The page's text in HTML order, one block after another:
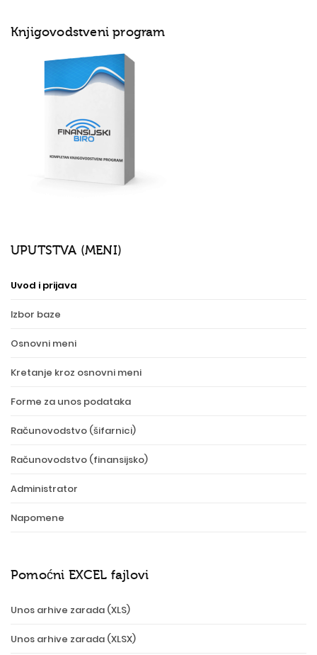
Knjigovodstveni program
UPUTSTVA (MENI)
Uvod i prijava
Izbor baze
Osnovni meni
Kretanje kroz osnovni meni
Forme za unos podataka
Računovodstvo (šifarnici)
Računovodstvo (finansijsko)
Administrator
Napomene
Pomoćni EXCEL fajlovi
Unos arhive zarada (XLS)
Unos arhive zarada (XLSX)